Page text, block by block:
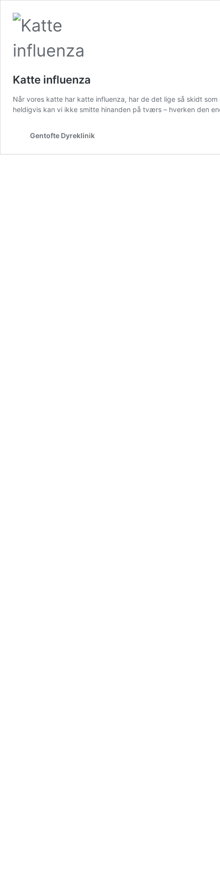
Katte influenza
Når vores katte har katte influenza, har de det lige så skidt
heldigvis kan vi ikke smitte hinanden på tværs – hverken den
Gentofte Dyreklinik